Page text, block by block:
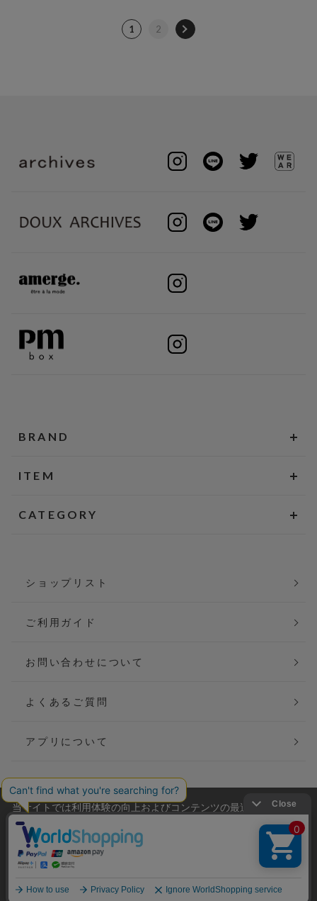
1 2
BRAND
ITEM
CATEGORY
ショップリスト
ご利用ガイド
お問い合わせについて
よくあるご質問
アプリについて
会社概要
ご利用規約
当サイトでは利用体験の向上およびコンテンツの最適な提供、ト
ラフィックの分析を目的としてCookieを使用しています。
サイトの閲覧を継続された場合、Cookieの利用に同意したことも
のといたします。
詳細については
をご確認ください。
承諾する